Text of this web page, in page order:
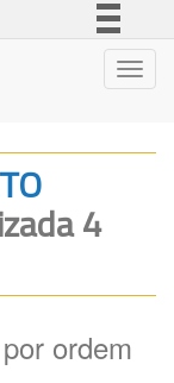
4
ordem